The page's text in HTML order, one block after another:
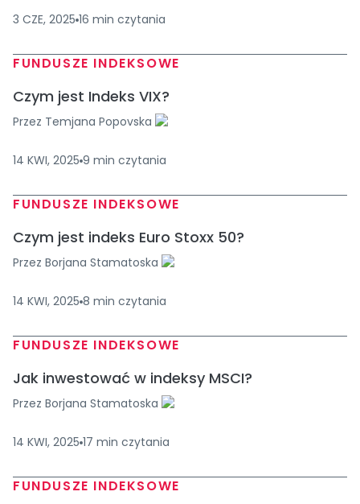
3 CZE, 2025 16 min czytania
FUNDUSZE INDEKSOWE
Czym jest Indeks VIX?
Przez Temjana Popovska
14 KWI, 2025 9 min czytania
FUNDUSZE INDEKSOWE
Czym jest indeks Euro Stoxx 50?
Przez Borjana Stamatoska
14 KWI, 2025 8 min czytania
FUNDUSZE INDEKSOWE
Jak inwestować w indeksy MSCI?
Przez Borjana Stamatoska
14 KWI, 2025 17 min czytania
FUNDUSZE INDEKSOWE